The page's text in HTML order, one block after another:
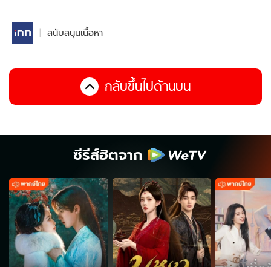
สนับสนุนเนื้อหา
กลับขึ้นไปด้านบน
ซีรีส์ฮิตจาก